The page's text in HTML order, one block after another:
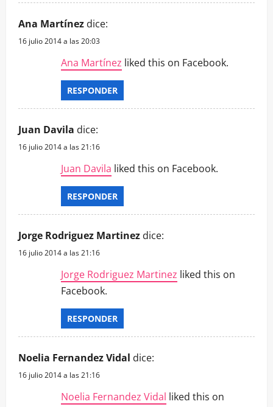
Ana Martínez dice:
16 julio 2014 a las 20:03
Ana Martínez liked this on Facebook.
RESPONDER
Juan Davila dice:
16 julio 2014 a las 21:16
Juan Davila liked this on Facebook.
RESPONDER
Jorge Rodriguez Martinez dice:
16 julio 2014 a las 21:16
Jorge Rodriguez Martinez liked this on
Facebook.
RESPONDER
Noelia Fernandez Vidal dice:
16 julio 2014 a las 21:16
Noelia Fernandez Vidal liked this on